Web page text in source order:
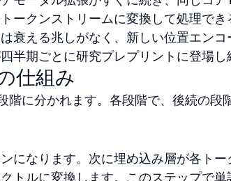
ークンストリームに変換して処理でき
衰える兆しがなく、新しい位置エン
半期ごとに研究プレプリントに登場し
仕組み
階に分かれます。各段階で、後続の段
になります。次に埋め込み層が各ト
トルに変換します。このステップで